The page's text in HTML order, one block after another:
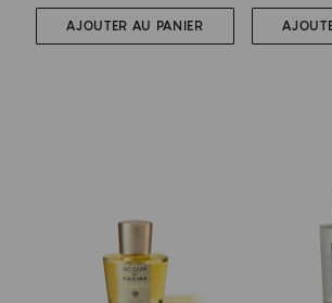
AJOUTER AU PANIER